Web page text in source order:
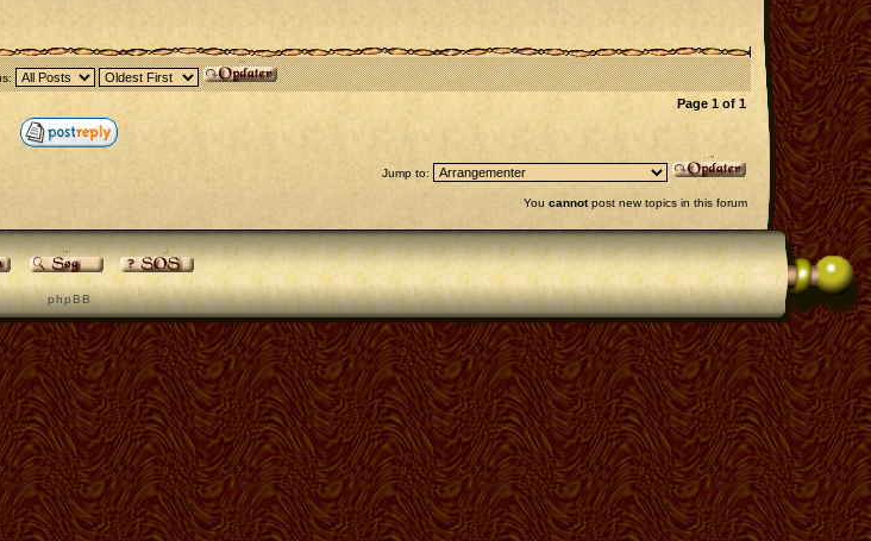
Page 1 of 1
Jump to:
You cannotpost new topics in this forum
p h p B B